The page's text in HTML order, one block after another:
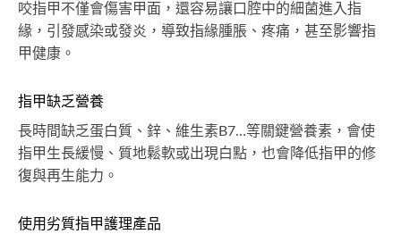
咬指甲不僅會傷害甲面，還容易讓口腔中的細菌進入指
緣，引發感染或發炎，導致指緣腫脹、疼痛，甚至影響指
甲健康。
指甲缺乏營養
長時間缺乏蛋白質、鋅、維生素B7…等關鍵營養素，會使
指甲生長緩慢、質地鬆軟或出現白點，也會降低指甲的修
復與再生能力。
使用劣質指甲護理產品